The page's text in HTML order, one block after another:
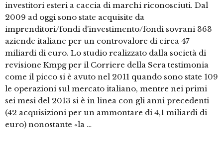
investitori esteri a caccia di marchi riconosciuti. Dal
2009 ad oggi sono state acquisite da
imprenditori/fondi d’investimento/fondi sovrani 363
aziende italiane per un controvalore di circa 47
miliardi di euro. Lo studio realizzato dalla società di
revisione Kmpg per il Corriere della Sera testimonia
come il picco si è avuto nel 2011 quando sono state 109
le operazioni sul mercato italiano, mentre nei primi
sei mesi del 2013 si è in linea con gli anni precedenti
(42 acquisizioni per un ammontare di 4,1 miliardi di
euro) nonostante «la …